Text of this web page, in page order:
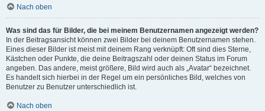
Nach oben
Was sind das für Bilder, die bei meinem Benutzernamen angezeigt werden?
In der Beitragsansicht können zwei Bilder bei deinem Benutzernamen stehen.
Eines dieser Bilder ist meist mit deinem Rang verknüpft: Oft sind dies Sterne,
Kästchen oder Punkte, die deine Beitragszahl oder deinen Status im Forum
angeben. Das andere, meist größere, Bild wird auch als „Avatar“ bezeichnet.
Es handelt sich hierbei in der Regel um ein persönliches Bild, welches von
Benutzer zu Benutzer unterschiedlich ist.
Nach oben